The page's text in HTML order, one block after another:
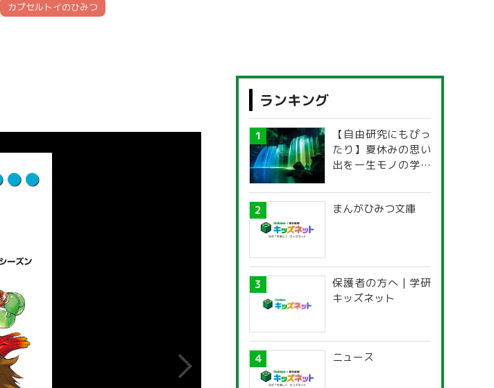
カプセルトイのひみつ
ランキング
【自由研究にもぴっ
たり】夏休みの思い
出を一生モノの学び
探究ガイド
まんがひみつ文庫
保護者の方へ | 学研
キッズネット
ニュース